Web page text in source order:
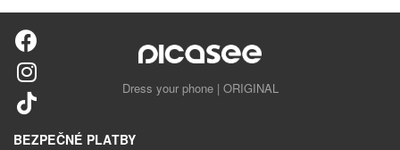
Dress your phone | ORIGINAL
BEZPEČNÉ PLATBY